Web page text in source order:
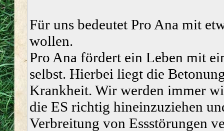
Für uns bedeutet Pro Ana mit
wollen.
Pro Ana fördert ein Leben mit
selbst. Hierbei liegt die
Krankheit. Wir werden immer
die ES richtig hineinzuziehen
Verbreitung von Essstörungen